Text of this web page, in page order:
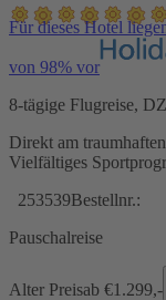
Für dieses Hotel
von 98% vor
8-tägige Flugreise,
Direkt am
Vielfältiges
253539Bestellnr.:
Pauschalreise
Alter Preisab €1.299,-